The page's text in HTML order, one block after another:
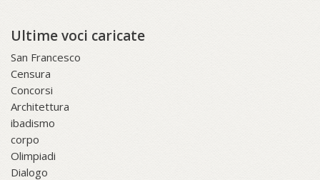
Ultime voci caricate
San Francesco
Censura
Concorsi
Architettura
ibadismo
corpo
Olimpiadi
Dialogo